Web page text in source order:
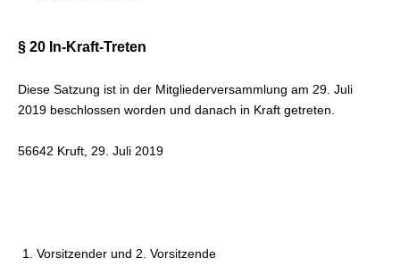
§ 20 In-Kraft-Treten
Diese Satzung ist in der Mitgliederversammlung am 29. Juli
2019 beschlossen worden und danach in Kraft getreten.
56642 Kruft, 29. Juli 2019
1. Vorsitzender und 2. Vorsitzende